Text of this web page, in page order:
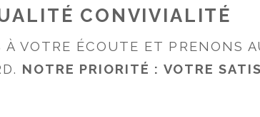
CONVIVIALITÉ
À VOTRE ÉCOUTE ET PRENONS
NOTRE PRIORITÉ : VOTRE